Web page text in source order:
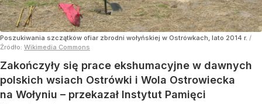
Poszukiwania szczątków ofiar zbrodni wołyńskiej w Ostrówkach, lato 2014 r. /
Źródło: Wikimedia Commons
Zakończyły się prace ekshumacyjne w dawnych
polskich wsiach Ostrówki i Wola Ostrowiecka
na Wołyniu – przekazał Instytut Pamięci